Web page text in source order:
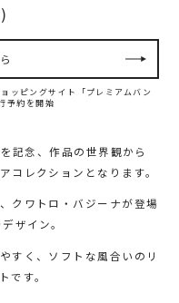
ピングサイト「プレミアムバン
予約を開始
記念、作品の世界観から
コレクションとなります。
クワトロ・バジーナが登場
ザイン。
すく、ソフトな風合いのリ
です。